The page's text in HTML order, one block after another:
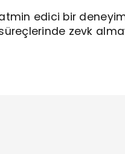
edici bir
süreçlerinde zevk